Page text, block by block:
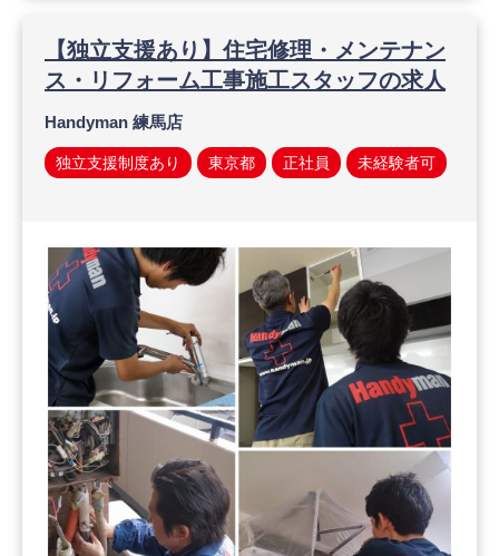
【独立支援あり】住宅修理・メンテナン
ス・リフォーム工事施工スタッフの求人
Handyman 練馬店
独立支援制度あり 東京都 正社員 未経験者可